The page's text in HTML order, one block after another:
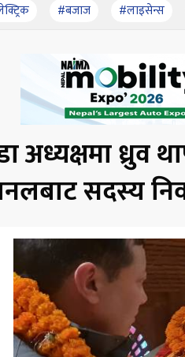
#बजाज #लाइसेन्स
अध्यक्षमा ध्रुव
सदस्य